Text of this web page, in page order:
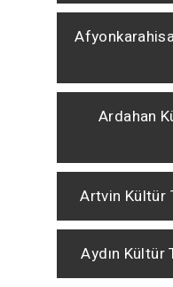
Ardahan
Artvin Kültür
Aydın Kültür